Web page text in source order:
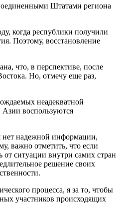
Штатами региона
когда республики получили
Поэтому, восстановление
что, в перспективе, после
Но, отмечу еще раз,
неадекватной
воспользуются
нет надежной информации,
важно отметить, что если
ситуации внутри самих стран
решение своих
процесса, я за то, чтобы
участников происходящих